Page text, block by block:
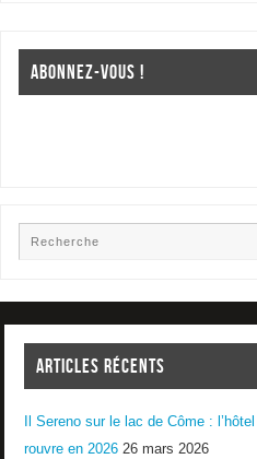
ABONNEZ-VOUS !
ARTICLES RÉCENTS
Il Sereno sur le lac de Côme :
rouvre en 2026 26 mars 2026